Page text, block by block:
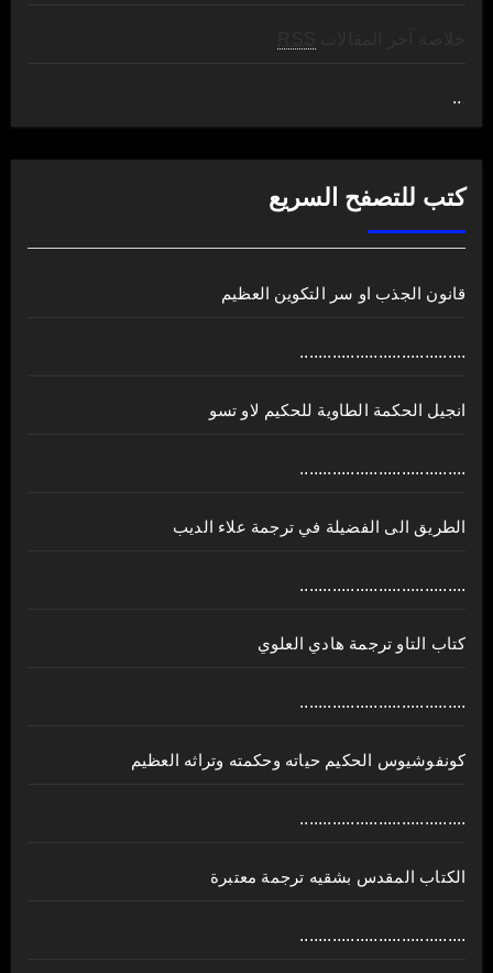
..
كتب للتصفح السريع
قانون الجذب او سر التكوين العظيم
....................................
انجيل الحكمة الطاوية للحكيم لاو تسو
....................................
الطريق الى الفضيلة في ترجمة علاء الديب
....................................
كتاب التاو ترجمة هادي العلوي
....................................
كونفوشيوس الحكيم حياته وحكمته وتراثه العظيم
....................................
الكتاب المقدس بشقيه ترجمة معتبرة
....................................